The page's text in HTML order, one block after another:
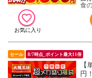
食
セール 8/7時点_ポイント最大11倍
【
円